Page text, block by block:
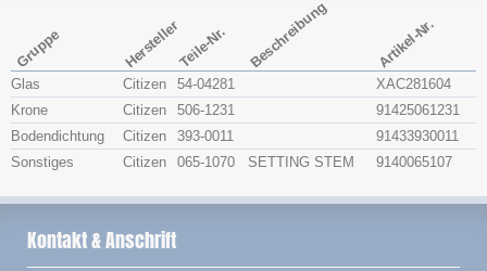
Gruppe HerstellerTeile-Nr. Beschreibung Artikel-Nr.
Glas Citizen 54-04281
XAC281604
Krone
Citizen 506-1231
91425061231
Bodendichtung
Citizen 393-0011
91433930011
Sonstiges
Citizen 065-1070 SETTING STEM 9140065107
Kontakt & Anschrift